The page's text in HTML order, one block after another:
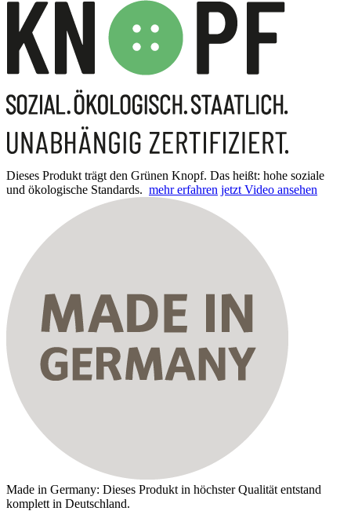
Dieses Produkt trägt den Grünen Knopf. Das heißt: hohe soziale
und ökologische Standards. mehr erfahren jetzt Video ansehen
Made in Germany: Dieses Produkt in höchster Qualität entstand
komplett in Deutschland.